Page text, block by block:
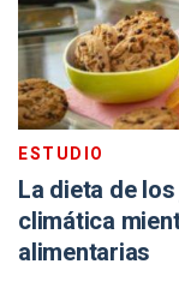
ESTUDIO
La dieta de
climática
alimentarias